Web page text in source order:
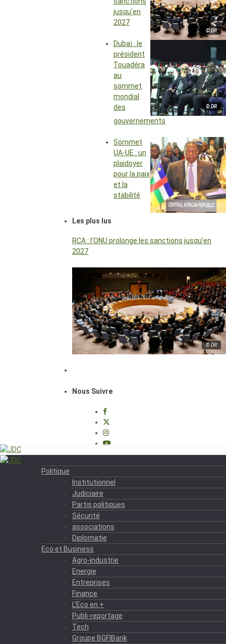
© DR
jusqu’en
2027
© DR
Dubaï : le
président
Touadéra
au
sommet
mondial
des
gouvernements
Sommet
UA-UE : un
plaidoyer
pour la paix
et la
stabilité
Les plus lus
RCA : l’ONU prolonge les sanctions jusqu’en
2027
© DR
Nous Suivre
Politique
Institutionnel
Judiciaire
Partis politiques
Sécurité
associations
Diplomatie
Eco et Business
Agro-industrie
Energie
Entreprises
Finance
L’Eco en +
Publi-reportage
Tech
Groupe BGFIBank